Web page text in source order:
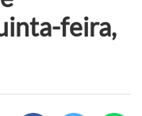
feira,